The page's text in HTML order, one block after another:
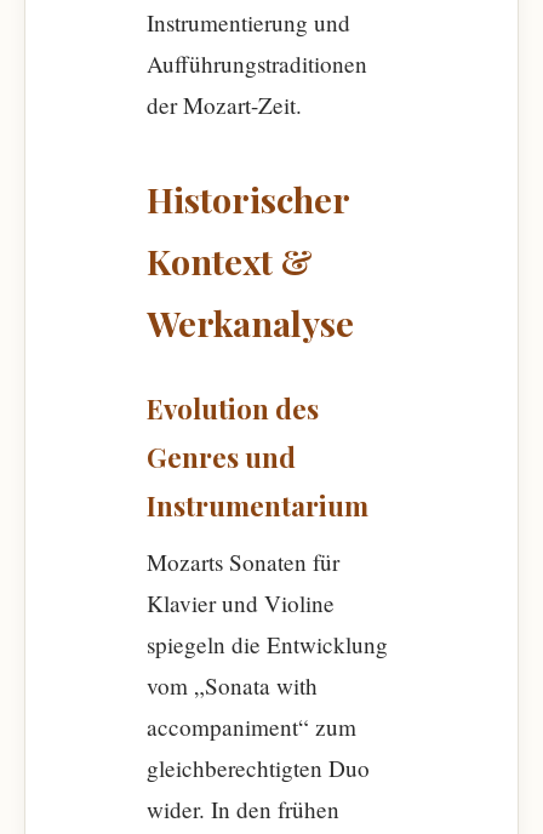
Instrumentierung und
Aufführungstraditionen
der Mozart-Zeit.
Historischer
Kontext &
Werkanalyse
Evolution des
Genres und
Instrumentarium
Mozarts Sonaten für
Klavier und Violine
spiegeln die Entwicklung
vom „Sonata with
accompaniment“ zum
gleichberechtigten Duo
wider. In den frühen